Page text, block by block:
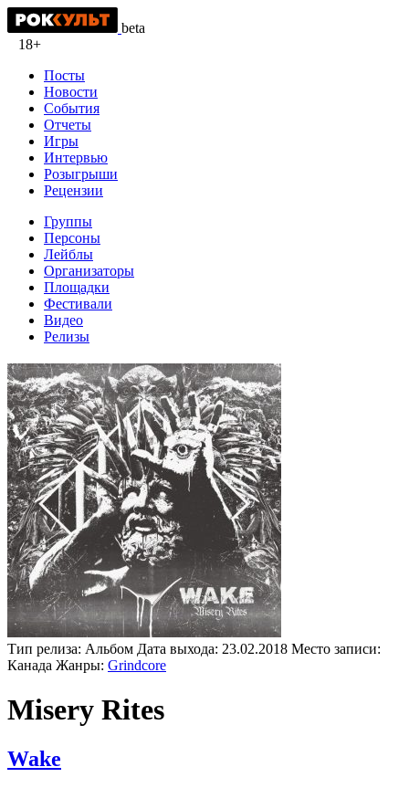
beta
18+
Посты
Новости
События
Отчеты
Игры
Интервью
Розыгрыши
Рецензии
Группы
Персоны
Лейблы
Организаторы
Площадки
Фестивали
Видео
Релизы
Тип релиза: Альбом Дата выхода: 23.02.2018 Место записи:
Канада Жанры: Grindcore
Misery Rites
Wake